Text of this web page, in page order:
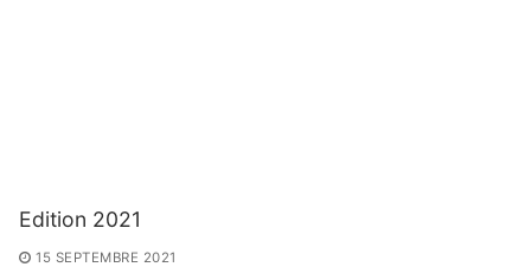
Edition 2021
15 SEPTEMBRE 2021